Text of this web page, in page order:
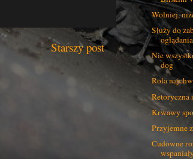
Starszy post
Wolniej,
Służy do
Nie
dog
Rola
Retoryczna
Krwawy
Przyjemne
Cudowne